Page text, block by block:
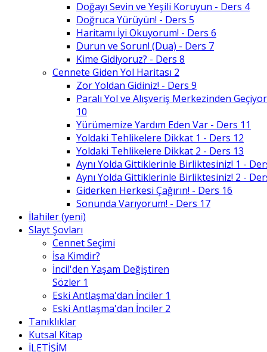
Doğayı Sevin ve Yeşili Koruyun - Ders 4
Doğruca Yürüyün! - Ders 5
Haritamı İyi Okuyorum! - Ders 6
Durun ve Sorun! (Dua) - Ders 7
Kime Gidiyoruz? - Ders 8
Cennete Giden Yol Haritası 2
Zor Yoldan Gidiniz! - Ders 9
Paralı Yol ve Alışveriş Merkezinden
10
Yürümemize Yardım Eden Var - Ders 11
Yoldaki Tehlikelere Dikkat 1 - Ders 12
Yoldaki Tehlikelere Dikkat 2 - Ders 13
Aynı Yolda Gittiklerinle Birliktesiniz! 1 -
Aynı Yolda Gittiklerinle Birliktesiniz! 2 -
Giderken Herkesi Çağırın! - Ders 16
Sonunda Varıyorum! - Ders 17
İlahiler (yeni)
Slayt Şovları
Cennet Seçimi
İsa Kimdir?
İncil'den Yaşam Değiştiren
Sözler 1
Eski Antlaşma'dan İnciler 1
Eski Antlaşma'dan İnciler 2
Tanıklıklar
Kutsal Kitap
İLETİŞİM